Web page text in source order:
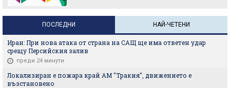
ПОСЛЕДНИ НАЙ-ЧЕТЕНИ
Иран: При нова атака от страна на САЩ ще има ответен удар
срещу Персийския залив
преди 24 минути
Локализиран е пожара край АМ "Тракия", движението е
възстановено